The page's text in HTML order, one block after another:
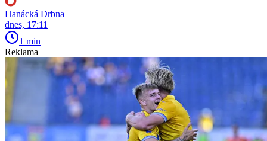
Hanácká Drbna
dnes, 17:11
1 min
Reklama